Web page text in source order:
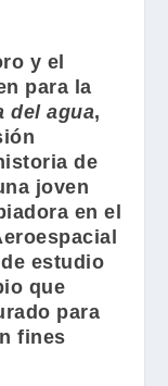
y el
para la
del agua,
de
joven
en el
estudio
que
para
fines